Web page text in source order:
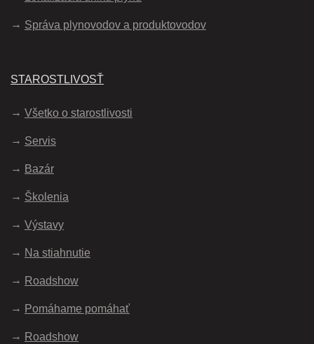
Správa plynovodov a produktovodov
STAROSTLIVOSŤ
Všetko o starostlivosti
Servis
Bazár
Školenia
Výstavy
Na stiahnutie
Roadshow
Pomáhame pomáhať
Roadshow